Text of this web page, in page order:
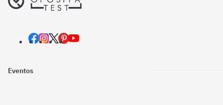
Eventos